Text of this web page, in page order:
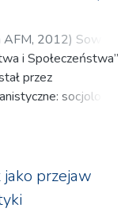
AFM, 2012) Sowa,
;Gałkowski,
Agnieszka
;Baran, Dariusz;
Agnieszka
Pucek, Zbigniew;
i Społeczeństwa”
przez
socjologię,
tekstach,
i
przejaw